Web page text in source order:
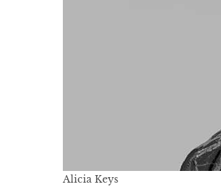
Alicia Keys